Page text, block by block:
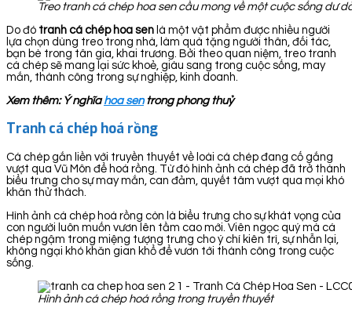
Treo tranh cá chép hoa sen cầu mong về một cuộc sống dư
Do đó tranh cá chép hoa sen là một vật phẩm được nhiều người
lựa chọn dùng treo trong nhà, làm quà tặng người thân, đối tác,
bạn bè trong tân gia, khai trương. Bởi theo quan niệm, treo tranh
cá chép sẽ mang lại sức khoẻ, giàu sang trong cuộc sống, may
mắn, thành công trong sự nghiệp, kinh doanh.
Xem thêm: Ý nghĩahoa sentrong phong thuỷ
Tranh cá chép hoá rồng
Cá chép gắn liền với truyền thuyết về loài cá chép đang cố gắng
vượt qua Vũ Môn để hoá rồng. Từ đó hình ảnh cá chép đã trở thành
biểu trưng cho sự may mắn, can đảm, quyết tâm vượt qua mọi khó
khăn thử thách.
Hình ảnh cá chép hoá rồng còn là biểu trưng cho sự khát vọng của
con người luôn muốn vươn lên tầm cao mới. Viên ngọc quý mà cá
chép ngậm trong miệng tượng trưng cho ý chí kiên trì, sự nhẫn lại,
không ngại khó khăn gian khổ để vươn tới thành công trong cuộc
sống.
Hình ảnh cá chép hoá rồng trong truyền thuyết